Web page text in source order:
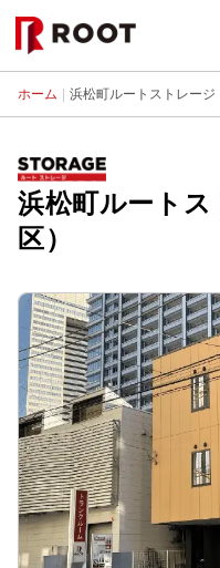
ホーム 浜松町ルートストレージ
浜松町ルート
区）